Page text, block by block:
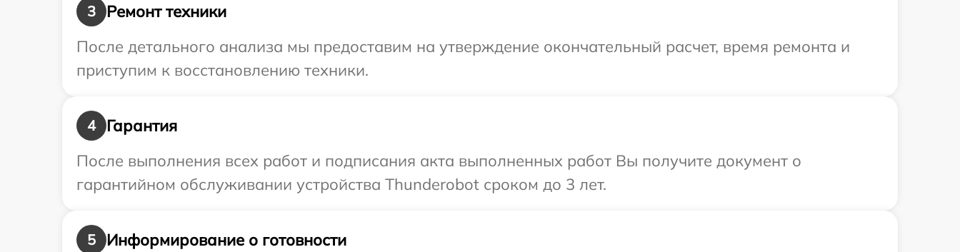
3
Ремонт техники
После детального анализа мы предоставим на утверждение окончательный расчет, время ремонта и
приступим к восстановлению техники.
4
Гарантия
После выполнения всех работ и подписания акта выполненных работ Вы получите документ о
гарантийном обслуживании устройства Thunderobot сроком до 3 лет.
5
Информирование о готовности